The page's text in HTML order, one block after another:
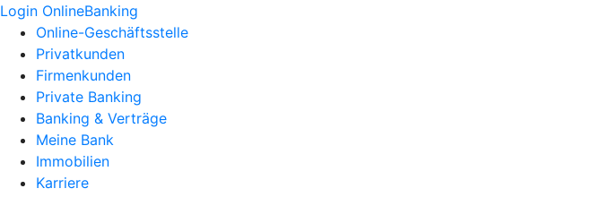
Login OnlineBanking
Online-Geschäftsstelle
Privatkunden
Firmenkunden
Private Banking
Banking & Verträge
Meine Bank
Immobilien
Karriere